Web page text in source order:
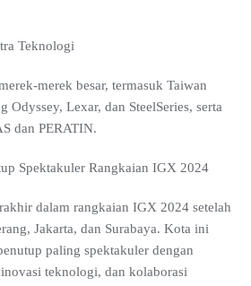
Teknologi
merek besar, termasuk Taiwan
Odyssey, Lexar, dan SteelSeries, serta
dan PERATIN.
Spektakuler Rangkaian IGX 2024
dalam rangkaian IGX 2024 setelah
Jakarta, dan Surabaya. Kota ini
paling spektakuler dengan
teknologi, dan kolaborasi